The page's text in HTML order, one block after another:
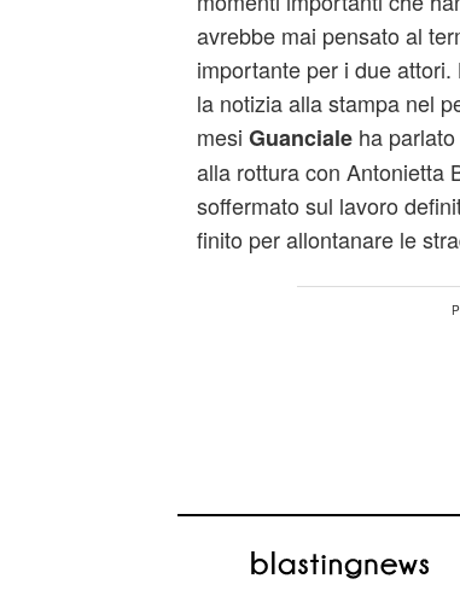
avrebbe mai pensato al
importante per i due
la notizia alla stampa nel
mesi Guancialeha parlato
alla rottura con Antonietta
soffermato sul lavoro
finito per allontanare le